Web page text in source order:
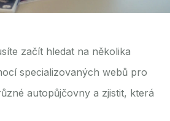
začít hledat na několika
specializovaných webů pro
autopůjčovny a zjistit, která